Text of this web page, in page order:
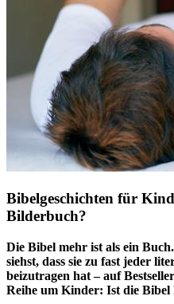
Bibelgeschichten für
Bilderbuch?
Die Bibel mehr ist als ein
siehst, dass sie zu fast jeder
beizutragen hat – auf
Reihe um Kinder: Ist die